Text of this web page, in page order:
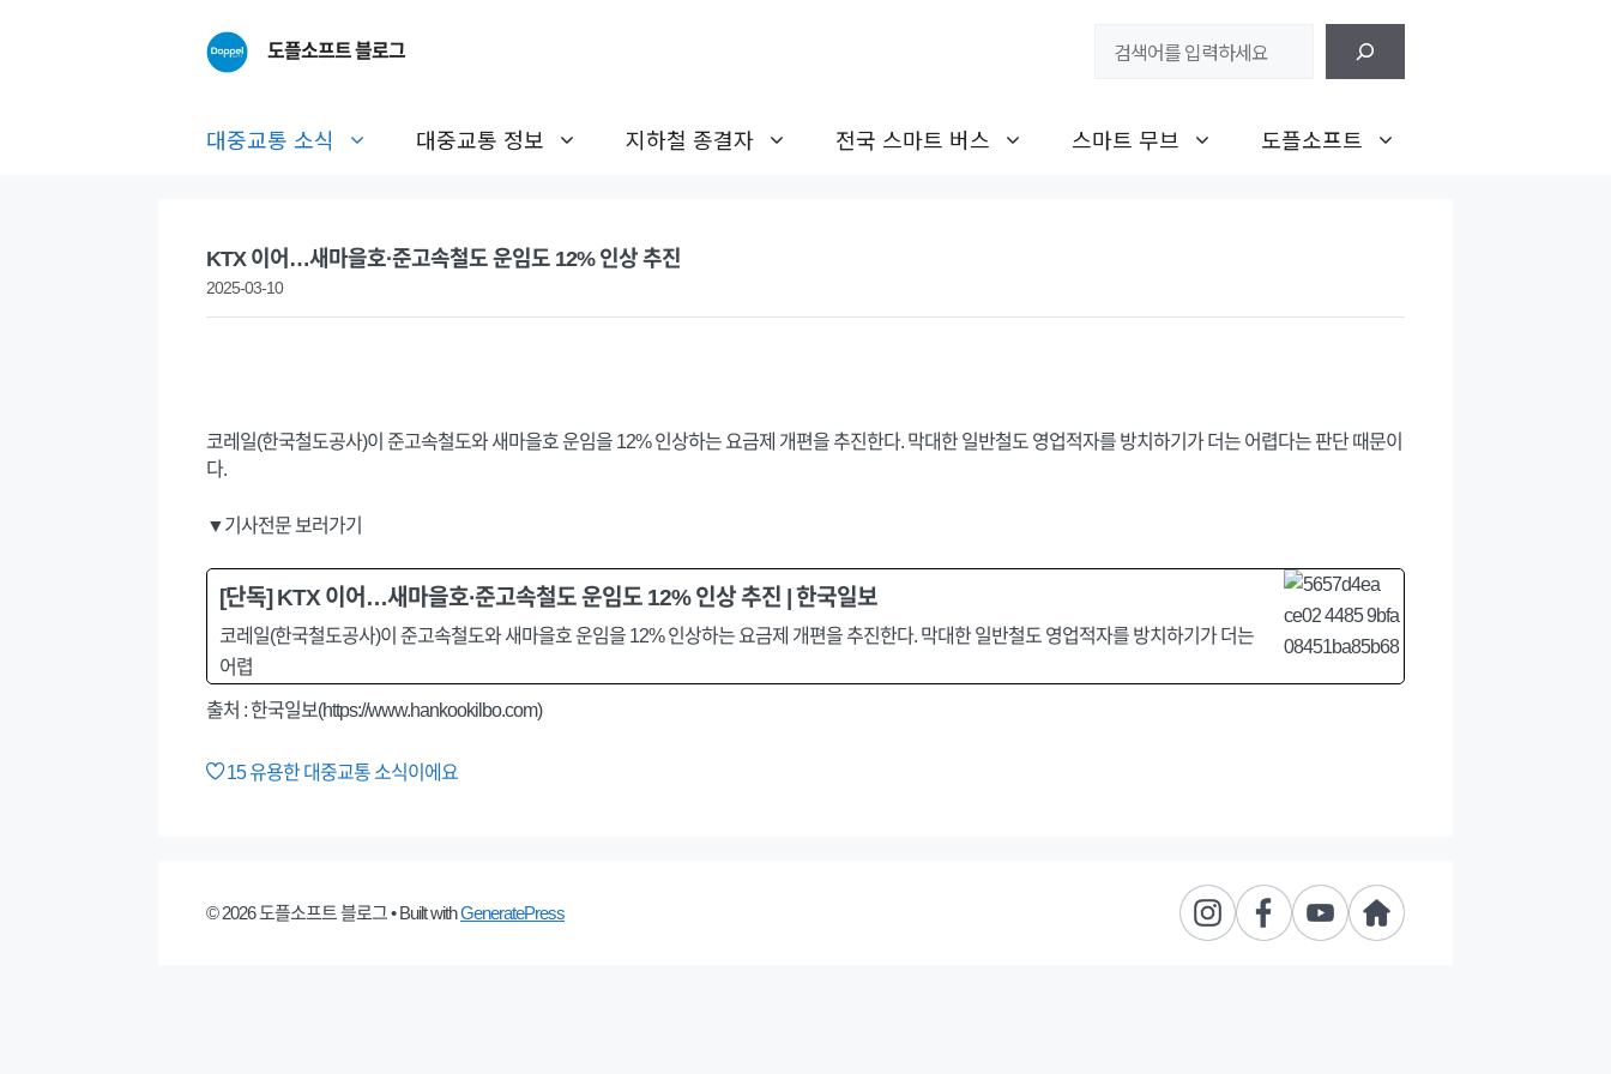
도플소프트 블로그
대중교통 소식 대중교통 정보 지하철 종결자 전국 스마트 버스 스마트 무브 도플소프트
KTX 이어…새마을호·준고속철도 운임도 12% 인상 추진
2025-03-10
코레일(한국철도공사)이 준고속철도와 새마을호 운임을 12% 인상하는 요금제 개편을 추진한다. 막대한 일반철도 영업적자를 방치하기가 더는 어렵다는 판단 때문이
다.
▼기사전문 보러가기
[단독] KTX 이어…새마을호·준고속철도 운임도 12% 인상 추진 | 한국일보
코레일(한국철도공사)이 준고속철도와 새마을호 운임을 12% 인상하는 요금제 개편을 추진한다. 막대한 일반철도 영업적자를 방치하기가 더는
어렵
출처 : 한국일보(https://www.hankookilbo.com)
15유용한 대중교통 소식이에요
© 2026 도플소프트 블로그• Built withGeneratePress